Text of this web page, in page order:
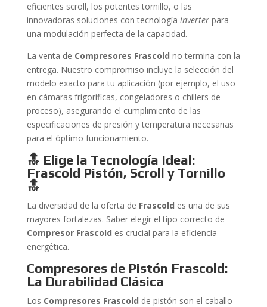
eficientes scroll, los potentes tornillo, o las
innovadoras soluciones con tecnología inverterpara
una modulación perfecta de la capacidad.
La venta de Compresores Frascold no termina con la
entrega. Nuestro compromiso incluye la selección del
modelo exacto para tu aplicación (por ejemplo, el uso
en cámaras frigoríficas, congeladores o chillers de
proceso), asegurando el cumplimiento de las
especificaciones de presión y temperatura necesarias
para el óptimo funcionamiento.
🔝 Elige la Tecnología Ideal:
Frascold Pistón, Scroll y Tornillo
🔝
La diversidad de la oferta de Frascold es una de sus
mayores fortalezas. Saber elegir el tipo correcto de
Compresor Frascold es crucial para la eficiencia
energética.
Compresores de Pistón Frascold:
La Durabilidad Clásica
Los Compresores Frascold de pistón son el caballo